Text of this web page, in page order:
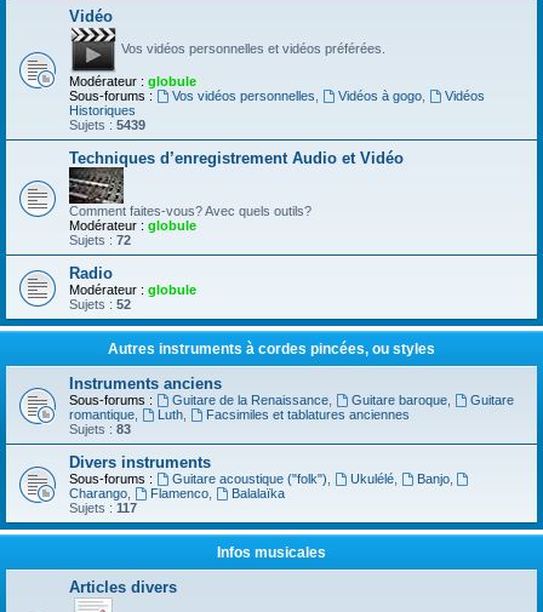
Vidéo
Vos vidéos personnelles et vidéos préférées.
Modérateur : globule
Sous-forums :
Vos vidéos personnelles Vidéos à gogo,
Vidéos
Historiques
Sujets : 5439
Techniques d’enregistrement Audio et Vidéo
Comment faites-vous? Avec quels outils?
Modérateur : globule
Sujets : 72
Radio
Modérateur : globule
Sujets : 52
Autres instruments à cordes pincées, ou styles
Instruments anciens
Sous-forums : Guitare de la Renaissance, Guitare baroque,
Guitare
romantique
Luth,
Facsimiles et tablatures anciennes
Sujets : 83
Divers instruments
Sous-forums : Guitare acoustique ("folk") Ukulélé, Banjo,
Charango
Flamenco,
Balalaïka
Sujets : 117
Infos musicales
Articles divers